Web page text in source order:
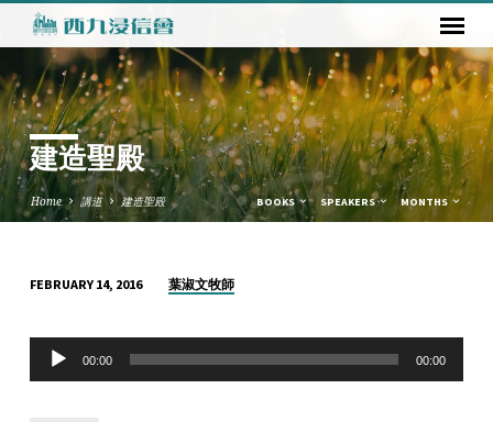
建造聖殿
Home 講道 建造聖殿 BOOKS SPEAKERS MONTHS
造
聖
殿
FEBRUARY 14, 2016 葉淑文牧師
Audio
Player
00:00 00:00